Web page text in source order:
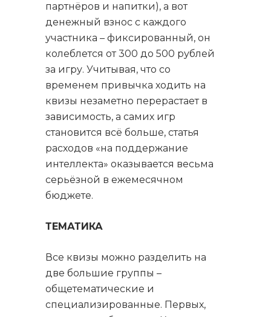
партнёров и напитки), а вот
денежный взнос с каждого
участника – фиксированный, он
колеблется от 300 до 500 рублей
за игру. Учитывая, что со
временем привычка ходить на
квизы незаметно перерастает в
зависимость, а самих игр
становится всё больше, статья
расходов «на поддержание
интеллекта» оказывается весьма
серьёзной в ежемесячном
бюджете.
ТЕМАТИКА
Все квизы можно разделить на
две большие группы –
общетематические и
специализированные. Первых,